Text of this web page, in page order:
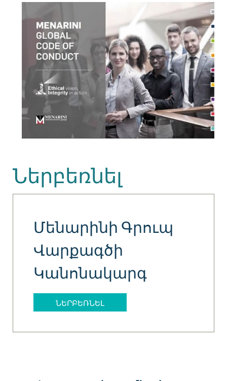
Ներբեռնել
Մենարինի Գրուպ
Վարքագծի
Կանոնակարգ
ՆԵՐԲԵՌՆԵԼ